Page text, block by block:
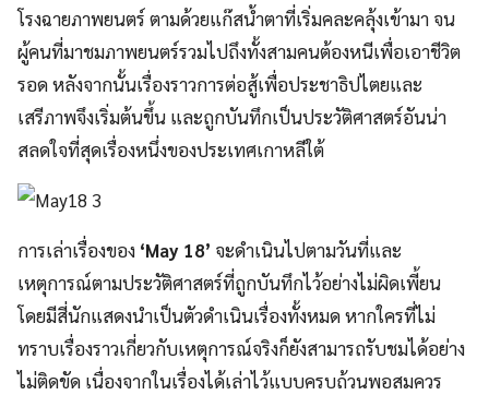
โรงฉายภาพยนตร์ ตามด้วยแก๊สน้ำตาที่เริ่มคละคลุ้งเข้ามา จน
ผู้คนที่มาชมภาพยนตร์รวมไปถึงทั้งสามคนต้องหนีเพื่อเอาชีวิต
รอด หลังจากนั้นเรื่องราวการต่อสู้เพื่อประชาธิปไตยและ
เสรีภาพจึงเริ่มต้นขึ้น และถูกบันทึกเป็นประวัติศาสตร์อันน่า
สลดใจที่สุดเรื่องหนึ่งของประเทศเกาหลีใต้
การเล่าเรื่องของ ‘May 18’ จะดำเนินไปตามวันที่และ
เหตุการณ์ตามประวัติศาสตร์ที่ถูกบันทึกไว้อย่างไม่ผิดเพี้ยน
โดยมีสี่นักแสดงนำเป็นตัวดำเนินเรื่องทั้งหมด หากใครที่ไม่
ทราบเรื่องราวเกี่ยวกับเหตุการณ์จริงก็ยังสามารถรับชมได้อย่าง
ไม่ติดขัด เนื่องจากในเรื่องได้เล่าไว้แบบครบถ้วนพอสมควร